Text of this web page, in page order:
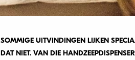
SOMMIGE UITVINDINGEN LIJKEN
DAT NIET. VAN DIE